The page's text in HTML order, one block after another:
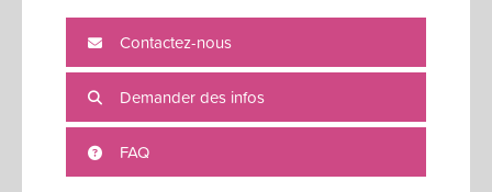
Contactez-nous
Demander des infos
FAQ